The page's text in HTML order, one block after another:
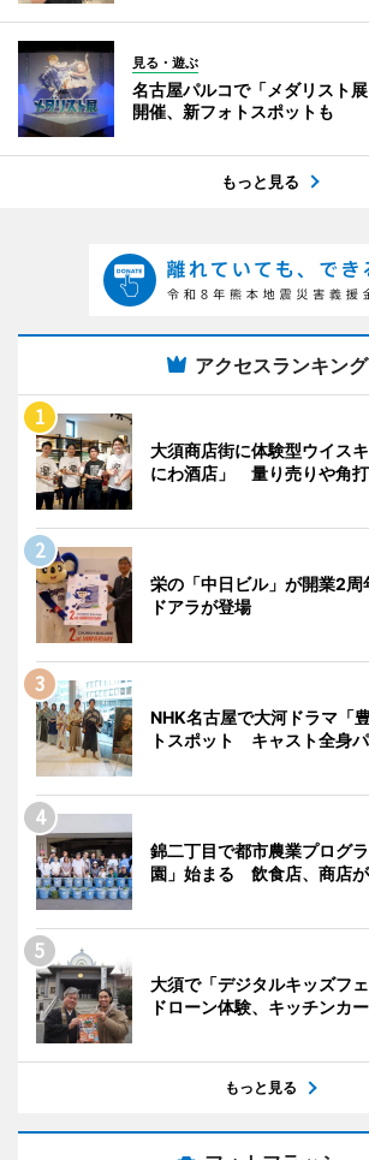
見る・遊ぶ
名古屋パルコで「メダリスト
開催、新フォトスポットも
もっと見る
アクセスランキング
大須商店街に体験型ウイス
にわ酒店」 量り売りや角
栄の「中日ビル」が開業2
ドアラが登場
NHK名古屋で大河ドラマ「
トスポット キャスト全身
錦二丁目で都市農業プログ
園」始まる 飲食店、商店
大須で「デジタルキッズフ
ドローン体験、キッチンカ
もっと見る